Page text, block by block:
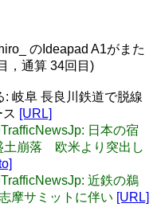
のIdeapad A1がまた
，通算 34回目)
: 岐阜 長良川鉄道で脱線
[URL]
日本の宿
崩落 欧米より突出し
近鉄の鵜
摩サミットに伴い [URL]